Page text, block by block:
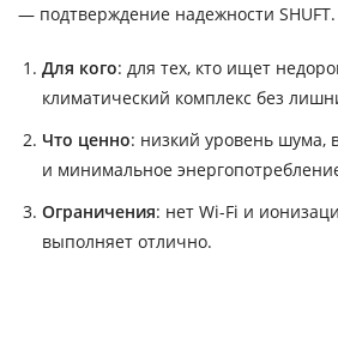
— подтверждение надежности SHUFT.
Для кого: для тех, кто ищет
климатический комплекс без
Что ценно: низкий уровень шума,
и минимальное
Ограничения: нет Wi-Fi и
выполняет отлично.